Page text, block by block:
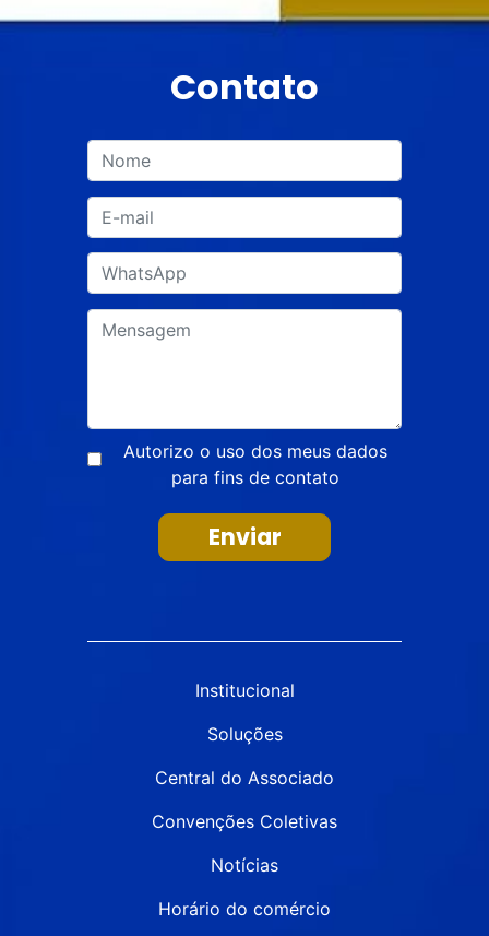
Contato
Autorizo o uso dos meus dados
para fins de contato
Enviar
Institucional
Soluções
Central do Associado
Convenções Coletivas
Notícias
Horário do comércio